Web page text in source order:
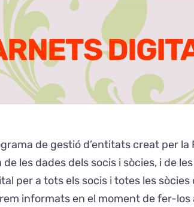
de gestió d’entitats creat per la
les dades dels socis i sòcies, i de
per a tots els socis i totes les
informats en el moment de fer-